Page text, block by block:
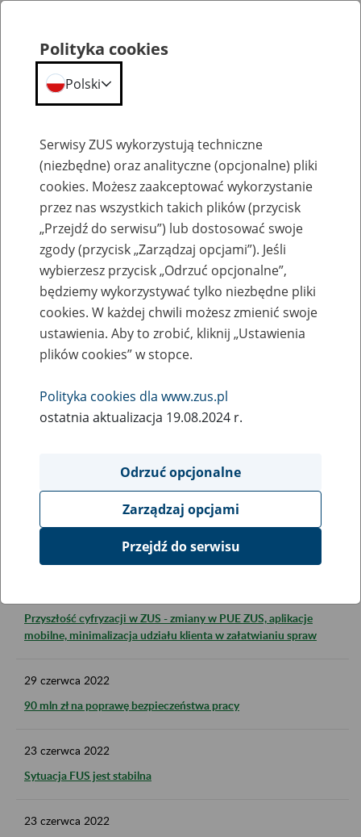
Aktualności
Inne
lipca 2022
dołączyć informacje dotyczące pomocy de minimis
Od 1 lipca można składać wnioski o świadczenie 300+ z
programu Dobry Start
Przyszłość cyfryzacji w ZUS - zmiany w PUE ZUS, aplikacje
mobilne, minimalizacja udziału klienta w załatwianiu spraw
29 czerwca 2022
90 mln zł na poprawę bezpieczeństwa pracy
23 czerwca 2022
Sytuacja FUS jest stabilna
23 czerwca 2022
Polityka cookies
Polski
Serwisy ZUS wykorzystują techniczne
(niezbędne) oraz analityczne (opcjonalne) pliki
cookies. Możesz zaakceptować wykorzystanie
przez nas wszystkich takich plików (przycisk
„Przejdź do serwisu”) lub dostosować swoje
zgody (przycisk „Zarządzaj opcjami”). Jeśli
wybierzesz przycisk „Odrzuć opcjonalne”,
będziemy wykorzystywać tylko niezbędne pliki
cookies. W każdej chwili możesz zmienić swoje
ustawienia. Aby to zrobić, kliknij „Ustawienia
plików cookies” w stopce.
Polityka cookies dla www.zus.pl
ostatnia aktualizacja 19.08.2024 r.
Odrzuć opcjonalne
Zarządzaj opcjami
Przejdź do serwisu